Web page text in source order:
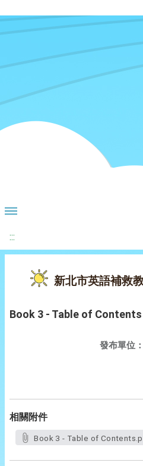
:::
新北市英語補救
Book 3 - Table of Contents
發布單位：
相關附件
Book 3 - Table of